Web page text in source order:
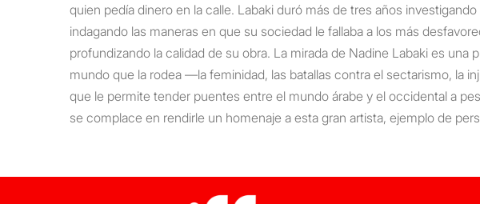
quien pedía dinero en la calle. Labaki duró más de tres años
indagando las maneras en que su sociedad le fallaba a los más
profundizando la calidad de su obra. La mirada de Nadine Labaki es
mundo que la rodea —la feminidad, las batallas contra el sectarismo, la
que le permite tender puentes entre el mundo árabe y el occidental a
se complace en rendirle un homenaje a esta gran artista, ejemplo de